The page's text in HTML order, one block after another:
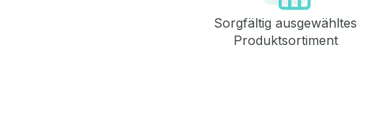
Sorgfältig ausgewähltes
Produktsortiment